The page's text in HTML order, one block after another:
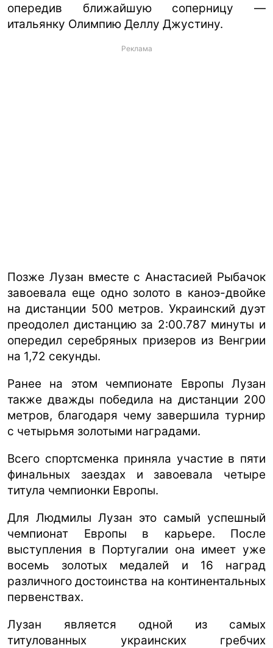
опередив ближайшую соперницу —
итальянку Олимпию Деллу Джустину.
Реклама
Позже Лузан вместе с Анастасией Рыбачок
завоевала еще одно золото в каноэ-двойке
на дистанции 500 метров. Украинский дуэт
преодолел дистанцию за 2:00.787 минуты и
опередил серебряных призеров из Венгрии
на 1,72 секунды.
Ранее на этом чемпионате Европы Лузан
также дважды победила на дистанции 200
метров, благодаря чему завершила турнир
с четырьмя золотыми наградами.
Всего спортсменка приняла участие в пяти
финальных заездах и завоевала четыре
титула чемпионки Европы.
Для Людмилы Лузан это самый успешный
чемпионат Европы в карьере. После
выступления в Португалии она имеет уже
восемь золотых медалей и 16 наград
различного достоинства на континентальных
первенствах.
Лузан является одной из самых
титулованных украинских гребчих